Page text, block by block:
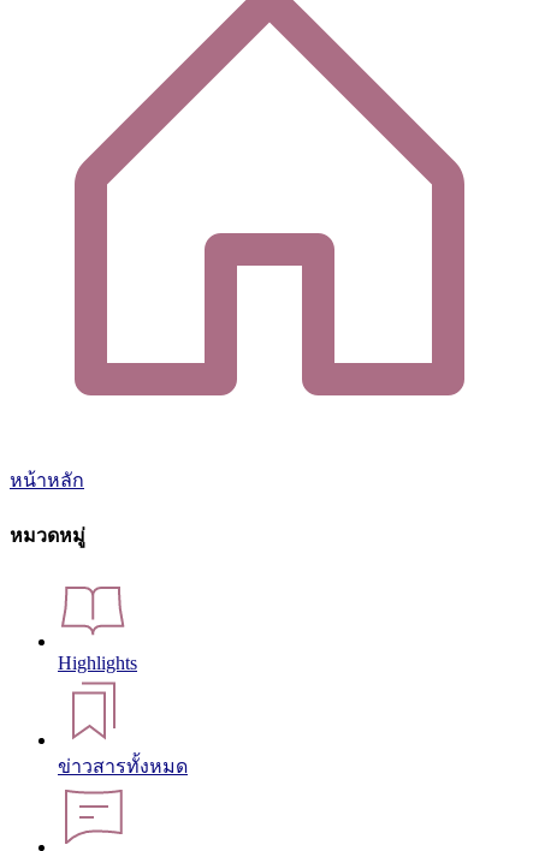
หน้าหลัก
หมวดหมู่
Highlights
ข่าวสารทั้งหมด